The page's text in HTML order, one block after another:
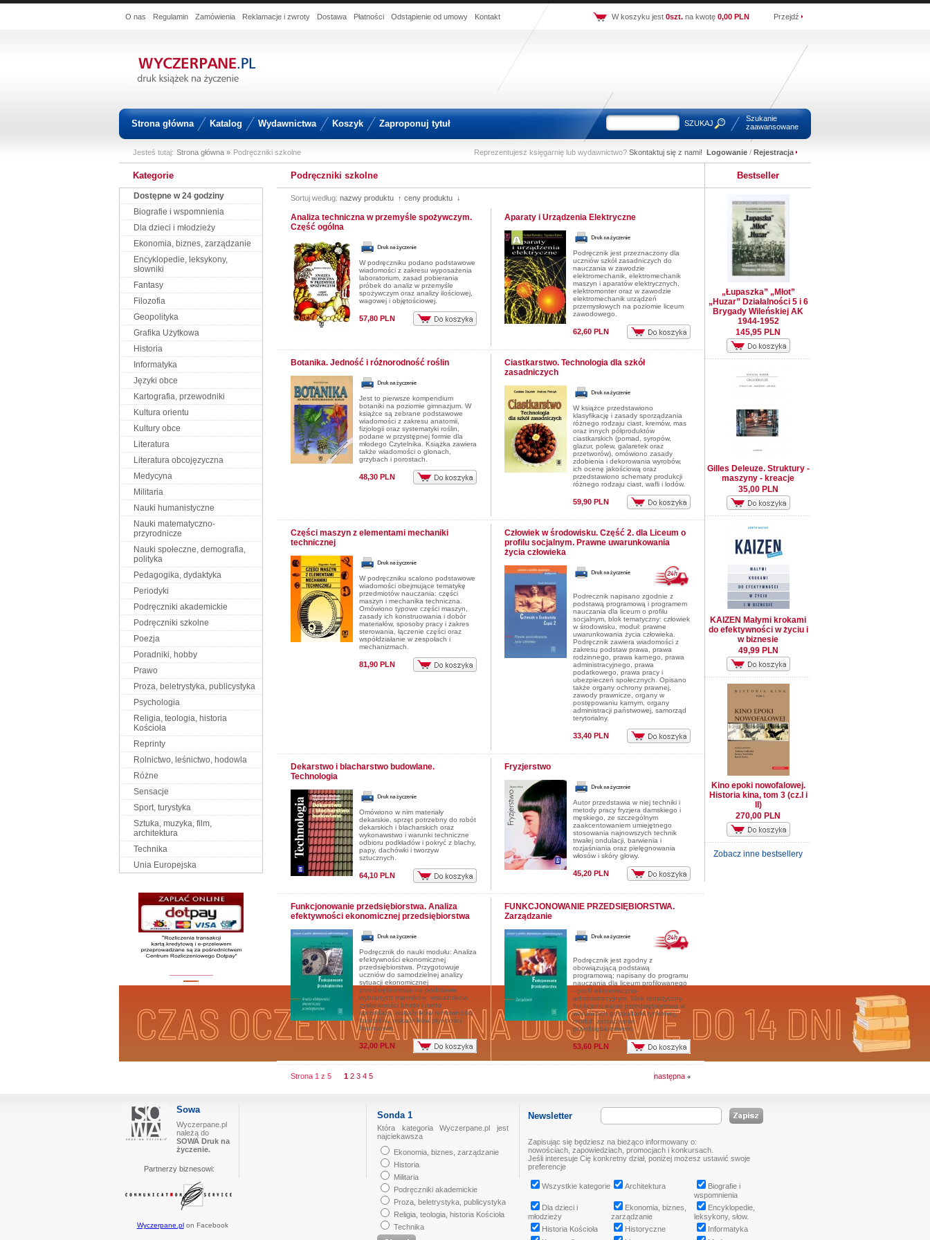
O nas Regulamin Zamówienia Reklamacje i zwroty Dostawa Płatności Odstąpienie od umowy Kontakt Przejdź
W koszyku jest 0szt. na kwotę 0,00 PLN
Strona główna Katalog Wydawnictwa Koszyk Zaproponuj tytuł
Szukanie
zaawansowane
SZUKAJ
Jesteś tutaj: Strona główna » Podręczniki szkolne Reprezentujesz księgarnię lub wydawnictwo? Skontaktuj się z nami! Logowanie / Rejestracja
Kategorie
Dostępne w 24 godziny
Biografie i wspomnienia
Dla dzieci i młodzieży
Ekonomia, biznes, zarządzanie
Encyklopedie, leksykony,
słowniki
Fantasy
Filozofia
Geopolityka
Grafika Użytkowa
Historia
Informatyka
Języki obce
Kartografia, przewodniki
Kultura orientu
Kultury obce
Literatura
Literatura obcojęzyczna
Medycyna
Militaria
Nauki humanistyczne
Nauki matematyczno-
przyrodnicze
Nauki społeczne, demografia,
polityka
Pedagogika, dydaktyka
Periodyki
Podręczniki akademickie
Podręczniki szkolne
Poezja
Poradniki, hobby
Prawo
Proza, beletrystyka, publicystyka
Psychologia
Religia, teologia, historia
Kościoła
Reprinty
Rolnictwo, leśnictwo, hodowla
Różne
Sensacje
Sport, turystyka
Sztuka, muzyka, film,
architektura
Technika
Unia Europejska
Podręczniki szkolne
Sortuj według: nazwy produktu ↑ ceny produktu ↓
Analiza techniczna w przemyśle spożywczym.
Część ogólna
W podręczniku podano podstawowe
wiadomości z zakresu wyposażenia
laboratorium, zasad pobierania
próbek do analiz w przemyśle
spożywczym oraz analizy ilościowej,
wagowej i objętościowej.
57,80 PLN
Aparaty i Urządzenia Elektryczne
Podręcznik jest przeznaczony dla
uczniów szkół zasadniczych do
nauczania w zawodzie
elektromechanik, elektromechanik
maszyn i aparatów elektrycznych,
elektromonter oraz w zawodzie
elektromechanik urządzeń
przemysłowych na poziomie liceum
zawodowego.
62,60 PLN
Botanika. Jedność i różnorodność roślin
Jest to pierwsze kompendium
botaniki na poziomie gimnazjum. W
książce są zebrane podstawowe
wiadomości z zakresu anatomii,
fizjologii oraz systematyki roślin,
podane w przystępnej formie dla
młodego Czytelnika. Książka zawiera
także wiadomości o glonach,
grzybach i porostach.
48,30 PLN
Ciastkarstwo. Technologia dla szkół
zasadniczych
W książce przedstawiono
klasyfikację i zasady sporządzania
różnego rodzaju ciast, kremów, mas
oraz innych półproduktów
ciastkarskich (pomad, syropów,
glazur, polew, galaretek oraz
przetworów), omówiono zasady
zdobienia i dekorowania wyrobów,
ich ocenę jakościową oraz
przedstawiono schematy produkcji
różnego rodzaju ciast, wafli i lodów.
59,90 PLN
Części maszyn z elementami mechaniki
technicznej
W podręczniku scalono podstawowe
wiadomości obejmujące tematykę
przedmiotów nauczania: części
maszyn i mechanika techniczna.
Omówiono typowe części maszyn,
zasady ich konstruowania i dobór
materiałów, sposoby pracy i zakres
sterowania, łączenie części oraz
współdziałanie w zespołach i
mechanizmach.
81,90 PLN
Człowiek w środowisku. Część 2. dla Liceum o
profilu socjalnym. Prawne uwarunkowania
życia człowieka
Podrecznik napisano zgodnie z
podstawą programową i programem
nauczania dla liceum o profilu
socjalnym, blok tematyczny: człowiek
w środowisku, moduł: prawne
uwarunkowania życia człowieka.
Podręcznik zawiera wiadomości z
zakresu podstaw prawa, prawa
rodzinnego, prawa karnego, prawa
administracyjnego, prawa
podatkowego, prawa pracy i
ubezpieczeń społecznych. Opisano
także organy ochrony prawnej,
zawody prawnicze, organy w
postępowaniu karnym, organy
administracji państwowej, samorząd
terytorialny.
33,40 PLN
Dekarstwo i blacharstwo budowlane.
Technologia
Omówiono w nim materiały
dekarskie, sprzęt potrzebny do robót
dekarskich i blacharskich oraz
wykonawstwo i warunki techniczne
odbioru podkładów i pokryć z blachy,
papy, dachówki i tworzyw
sztucznych.
64,10 PLN
Fryzjerstwo
Autor przedstawia w niej techniki i
metody pracy fryzjera damskiego i
męskiego, ze szczególnym
zaakcentowaniem umiejętnego
stosowania najnowszych technik
trwałej ondulacji, barwienia i
rozjaśniania oraz pielęgnowania
włosów i skóry głowy.
45,20 PLN
Funkcjonowanie przedsiębiorstwa. Analiza
efektywności ekonomicznej przedsiębiorstwa
Podręcznik do nauki modułu: Analiza
efektywności ekonomicznej
przedsiębiorstwa. Przygotowuje
uczniów do samodzielnej analizy
sytuacji ekonomicznej
przedsiębiorstwa na podstawie
wybranych mierników: wskaźników
zyskowności brutto i netto
sprzedaży, wskaźników rentowności
kapitałów, wskaźników płynności
finansowej.
32,00 PLN
FUNKCJONOWANIE PRZEDSIĘBIORSTWA.
Zarządzanie
Podręcznik jest zgodny z
obowiązującą podstawą
programową; napisany do programu
nauczania dla liceum profilowanego
- profil ekonomiczno-
administracyjnym, blok tematyczny:
funkcjonowanie przedsiębiorstwa w
warunkach gospodarki rynkowej,
moduł: zarządzanie
przedsiębiorstwem.
53,60 PLN
Strona 1 z 5 1 2 3 4 5 następna
Bestseller
„Łupaszka” „Młot”
„Huzar” Działalności 5 i 6
Brygady Wileńskiej AK
1944-1952
145,95 PLN
Gilles Deleuze. Struktury -
maszyny - kreacje
35,00 PLN
KAIZEN Małymi krokami
do efektywności w życiu i
w biznesie
49,99 PLN
Kino epoki nowofalowej.
Historia kina, tom 3 (cz.I i
II)
270,00 PLN
Zobacz inne bestsellery
Sowa
Wyczerpane.pl
należą do
SOWA Druk na
życzenie.
Partnerzy biznesowi:
Wyczerpane.plon Facebook
Sonda 1
Która kategoria Wyczerpane.pl jest
najciekawsza
Ekonomia, biznes, zarządzanie
Historia
Militaria
Podręczniki akademickie
Proza, beletrystyka, publicystyka
Religia, teologia, historia Kościoła
Technika
Newsletter
Zapisując się będziesz na bieżąco informowany o:
nowościach, zapowiedziach, promocjach i konkursach.
Jeśli interesuje Cię konkretny dział, poniżej możesz ustawić swoje
preferencje
Wszystkie kategorie Architektura
Biografie i
wspomnienia
Dla dzieci i
młodzieży
Ekonomia, biznes,
zarządzanie
Encyklopedie,
leksykony, słow.
Historia Kościoła
Historyczne
Informatyka